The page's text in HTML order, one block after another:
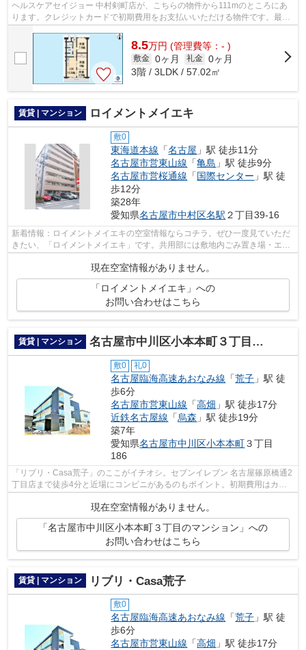
ヘルスケアセイジョー 中村剣町店が、こちらの物件から111mのところにあ
ります。クレジットカードで初期費用をお支払いいただける物件です。最寄
8.5万円 (管理費等：- )
敷金 0ヶ月 礼金 0ヶ月
3階 / 3LDK / 57.02㎡
賃貸 | マンション ロイメントメイエキ
敷0
東海道本線 「名古屋 」駅 徒歩11分
名古屋市営東山線 「亀島 」駅 徒歩9分
名古屋市営桜通線 「国際センター 」駅 徒
歩12分
築28年
愛知県名古屋市中村区名駅 ２丁目39-16
新着情報：ロイメントメイエキの空室情報ならコチラ。ぜひ一度見ていただ
きたい、「ロイメントメイエキ」です。共用部には敷地内ごみ置き場・エレ
現在空室情報がありません。
「ロイメントメイエキ」への
お問い合わせはこちら
賃貸 | マンション 名古屋市中川区小本本町３丁目のマンション
敷0 礼0
名古屋臨海高速あおなみ線 「荒子 」駅 徒
歩6分
名古屋市営東山線 「高畑 」駅 徒歩17分
近鉄名古屋線 「烏森 」駅 徒歩19分
築7年
愛知県名古屋市中川区小本本町３丁目
186
「リブリ・Casa荒子」のここがイチオシ。セブンイレブン 名古屋篠原橋通2
丁目店まで徒歩4分と近場にコンビニがあるのもポイント。初期費用はカー
ドで決済いただけます。こだわり派の方...
現在空室情報がありません。
「名古屋市中川区小本本町３丁目のマンション」への
お問い合わせはこちら
賃貸 | マンション リブリ・Casa荒子
敷0
名古屋臨海高速あおなみ線 「荒子 」駅 徒
歩6分
名古屋市営東山線 「高畑 」駅 徒歩17分